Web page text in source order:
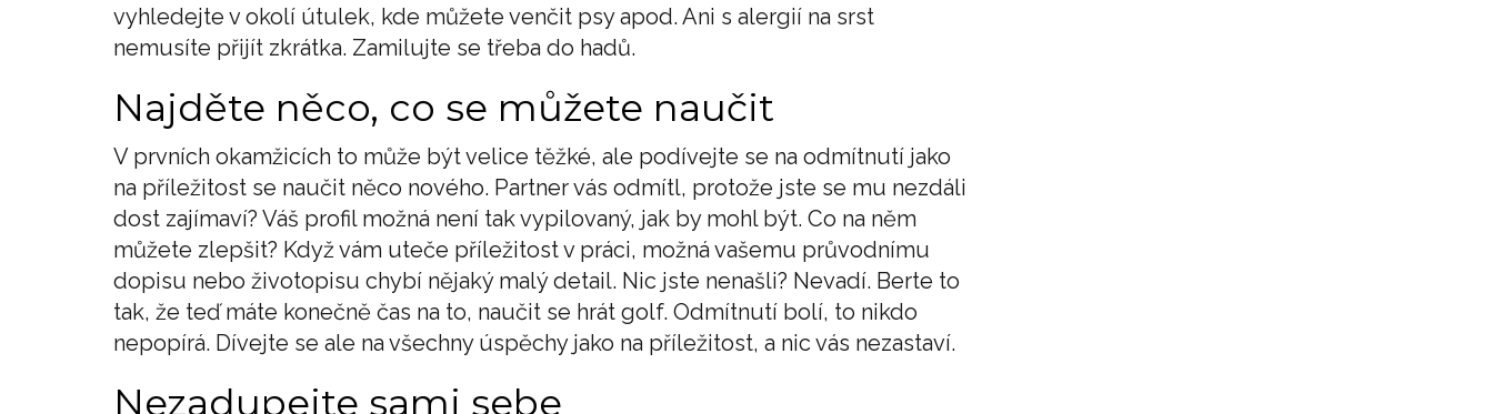
vyhledejte v okolí útulek, kde můžete venčit psy apod. Ani s alergií na srst
nemusíte přijít zkrátka. Zamilujte se třeba do hadů.
Najděte něco, co se můžete naučit
V prvních okamžicích to může být velice těžké, ale podívejte se na odmítnutí jako
na příležitost se naučit něco nového. Partner vás odmítl, protože jste se mu nezdáli
dost zajímaví? Váš profil možná není tak vypilovaný, jak by mohl být. Co na něm
můžete zlepšit? Když vám uteče příležitost v práci, možná vašemu průvodnímu
dopisu nebo životopisu chybí nějaký malý detail. Nic jste nenašli? Nevadí. Berte to
tak, že teď máte konečně čas na to, naučit se hrát golf. Odmítnutí bolí, to nikdo
nepopírá. Dívejte se ale na všechny úspěchy jako na příležitost, a nic vás nezastaví.
Nezadupejte sami sebe